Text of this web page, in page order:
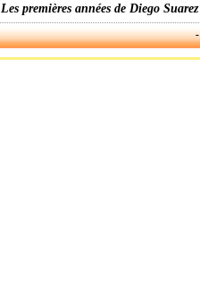
Les premières années de Diego